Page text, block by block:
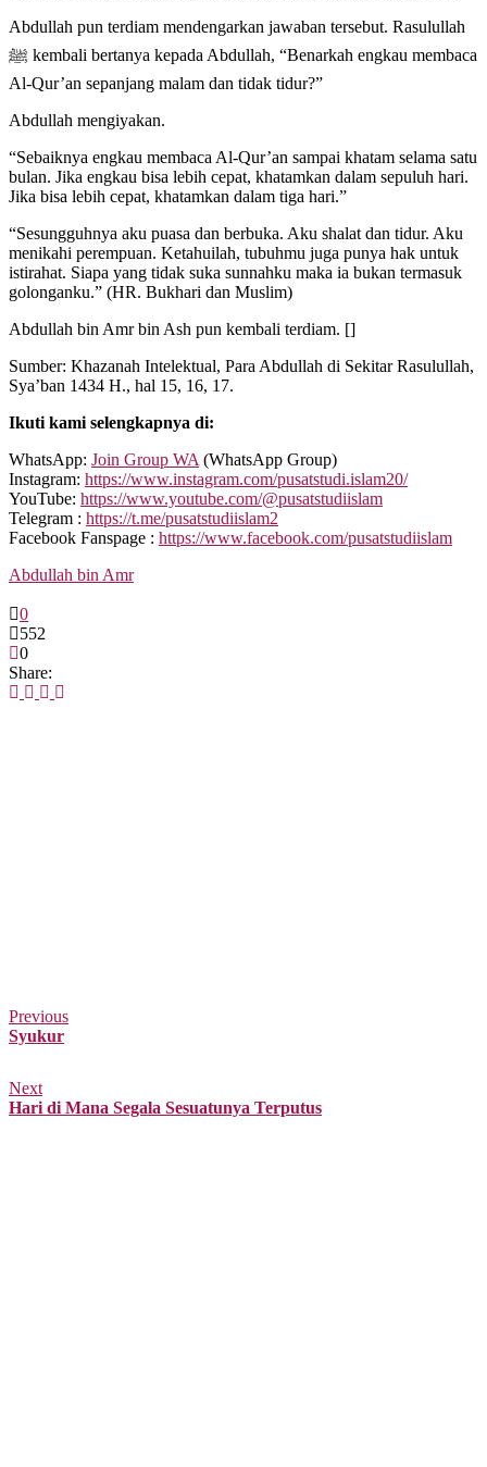
Abdullah pun terdiam mendengarkan jawaban tersebut. Rasulullah
ﷺ kembali bertanya kepada Abdullah, “Benarkah engkau membaca
Al-Qur’an sepanjang malam dan tidak tidur?”
Abdullah mengiyakan.
“Sebaiknya engkau membaca Al-Qur’an sampai khatam selama satu
bulan. Jika engkau bisa lebih cepat, khatamkan dalam sepuluh hari.
Jika bisa lebih cepat, khatamkan dalam tiga hari.”
“Sesungguhnya aku puasa dan berbuka. Aku shalat dan tidur. Aku
menikahi perempuan. Ketahuilah, tubuhmu juga punya hak untuk
istirahat. Siapa yang tidak suka sunnahku maka ia bukan termasuk
golonganku.” (HR. Bukhari dan Muslim)
Abdullah bin Amr bin Ash pun kembali terdiam. []
Sumber: Khazanah Intelektual, Para Abdullah di Sekitar Rasulullah,
Sya’ban 1434 H., hal 15, 16, 17.
Ikuti kami selengkapnya di:
WhatsApp: Join Group WA (WhatsApp Group)
Instagram: https://www.instagram.com/pusatstudi.islam20/
YouTube: https://www.youtube.com/@pusatstudiislam
Telegram : https://t.me/pusatstudiislam2
Facebook Fanspage : https://www.facebook.com/pusatstudiislam
Abdullah bin Amr
0
552
0
Share:
Previous
Syukur
Next
Hari di Mana Segala Sesuatunya Terputus